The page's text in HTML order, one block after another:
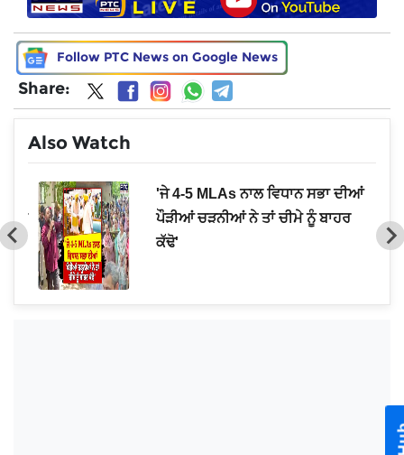
Follow PTC News on Google News
Share:
Also Watch
'ਜੇ 4-5 MLAs ਨਾਲ ਵਿਧਾਨ ਸਭਾ ਦੀਆਂ
ਪੌੜੀਆਂ ਚੜਨੀਆਂ ਨੇ ਤਾਂ ਚੀਮੇ ਨੂੰ ਬਾਹਰ
ਕੱਢੋ'